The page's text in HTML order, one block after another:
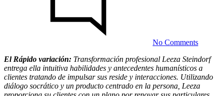
No CommentsMejor
Ellos
&
Leeza
Steindorf
El Rápido variación: Transformación profesional Leeza Steindorf
entrega ella intuitiva habilidades y antecedentes humanísticos a
clientes tratando de impulsar sus reside y interacciones. Utilizando
diálogo socrático y un producto centrado en la persona, Leeza